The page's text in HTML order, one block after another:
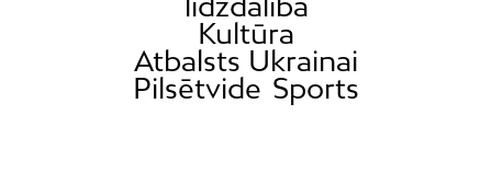
Kultūra
Atbalsts Ukrainai
Pilsētvide Sports